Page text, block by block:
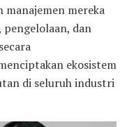
manajemen mereka
dan
ekosistem
di seluruh industri